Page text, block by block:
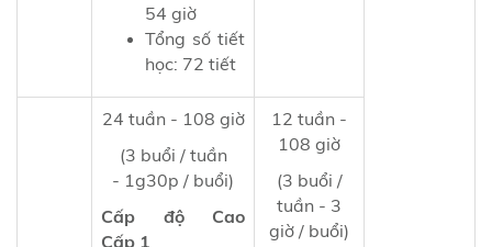
54 giờ
Tổng số tiết
học: 72 tiết
24 tuần - 108 giờ
(3 buổi / tuần
- 1g30p / buổi)
Cấp độ Cao
Cấp 1
12 tuần -
108 giờ
(3 buổi /
tuần - 3
giờ / buổi)